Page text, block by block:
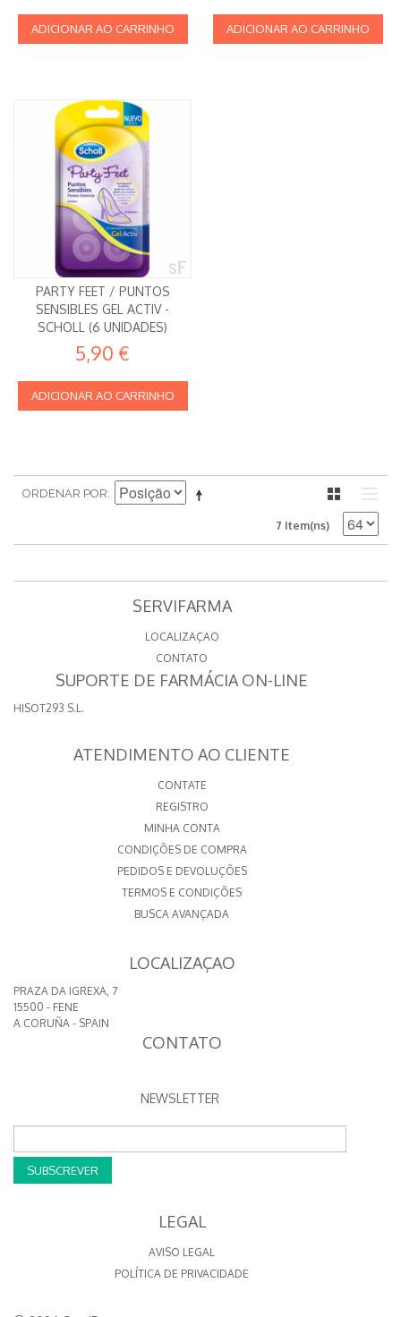
ADICIONAR AO CARRINHO ADICIONAR AO CARRINHO
PARTY FEET / PUNTOS
SENSIBLES GEL ACTIV -
SCHOLL (6 UNIDADES)
5,90 €
ADICIONAR AO CARRINHO
ORDENAR POR
7 Item(ns)
SERVIFARMA
LOCALIZAÇAO
CONTATO
SUPORTE DE FARMÁCIA ON-LINE
HISOT293 S.L.
ATENDIMENTO AO CLIENTE
CONTATE
REGISTRO
MINHA CONTA
CONDIÇÕES DE COMPRA
PEDIDOS E DEVOLUÇÕES
TERMOS E CONDIÇÕES
BUSCA AVANÇADA
LOCALIZAÇAO
PRAZA DA IGREXA, 7
15500 - FENE
A CORUÑA - SPAIN
CONTATO
NEWSLETTER
SUBSCREVER
LEGAL
AVISO LEGAL
POLÍTICA DE PRIVACIDADE